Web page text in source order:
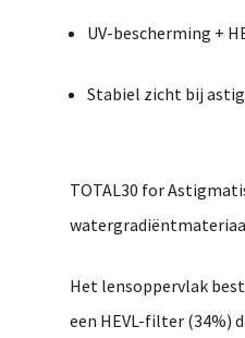
UV-bescherming +
Stabiel zicht bij
TOTAL30 for
Het lensoppervlak
een HEVL-filter (34%)